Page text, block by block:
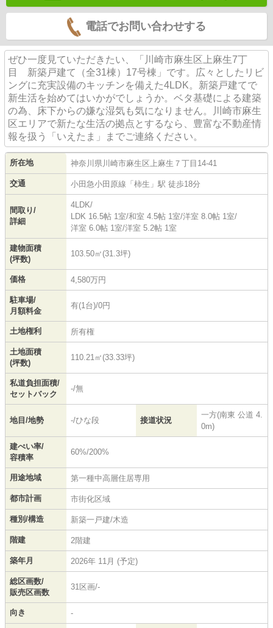
電話でお問い合わせする
ぜひ一度見ていただきたい、「川崎市麻生区上麻生7丁
目 新築戸建て（全31棟）17号棟」です。広々としたリビ
ングに充実設備のキッチンを備えた4LDK。新築戸建てで
新生活を始めてはいかがでしょうか。ベタ基礎による建築
の為、床下からの嫌な湿気も気になりません。川崎市麻生
区エリアで新たな生活の拠点とするなら、豊富な不動産情
報を扱う「いえたま」までご連絡ください。
所在地 神奈川県 川崎市麻生区 上麻生 ７丁目14-41
交通 小田急小田原線 「 柿生 」駅 徒歩18分
間取り/
詳細
4LDK/
LDK 16.5帖 1室/和室 4.5帖 1室/洋室 8.0帖 1室/
洋室 6.0帖 1室/洋室 5.2帖 1室
建物面積
(坪数)
103.50㎡(31.3坪)
価格 4,580万円
駐車場/
月額料金
有(1台)/0円
土地権利 所有権
土地面積
(坪数)
110.21㎡(33.33坪)
私道負担面積/
セットバック
-/無
地目/地勢 -/ひな段 接道状況
一方(南東 公道 4.
0m)
建ぺい率/
容積率
60%/200%
用途地域 第一種中高層住居専用
都市計画 市街化区域
種別/構造 新築一戸建/木造
階建 2階建
築年月 2026年 11月 (予定)
総区画数/
販売区画数
31区画/-
向き -